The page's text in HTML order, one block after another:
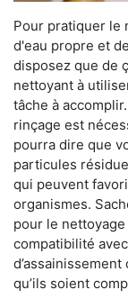
Pour pratiquer le
d'eau propre et
disposez que de
nettoyant à
tâche à
rinçage est
pourra dire que
particules
qui peuvent
organismes.
pour le
compatibilité
qu’ils soient